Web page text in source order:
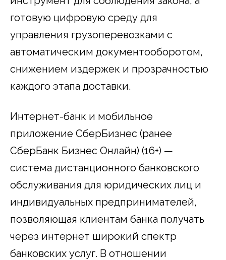
готовую цифровую среду для
управления грузоперевозками с
автоматическим документооборотом,
снижением издержек и прозрачностью
каждого этапа доставки.
Интернет-банк и мобильное
приложение СберБизнес (ранее
СберБанк Бизнес Онлайн) (16+) —
система дистанционного банковского
обслуживания для юридических лиц и
индивидуальных предпринимателей,
позволяющая клиентам банка получать
через интернет широкий спектр
банковских услуг. В отношении